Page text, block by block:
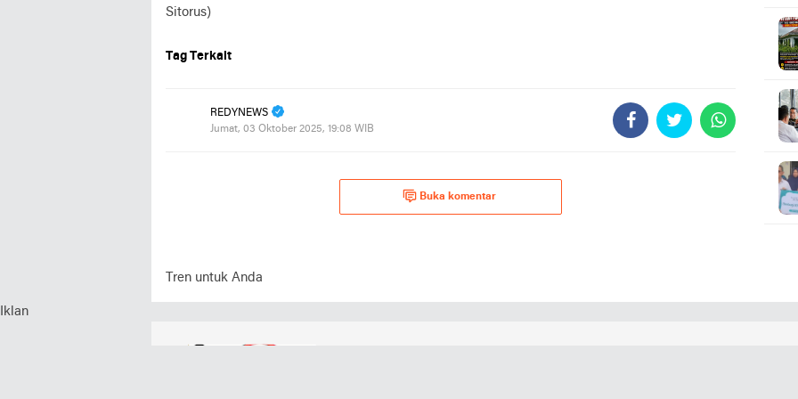
Sitorus)
Tag Terkait
REDYNEWS
Jumat, 03 Oktober 2025, 19:08 WIB
Buka komentar
Tren untuk Anda
Iklan